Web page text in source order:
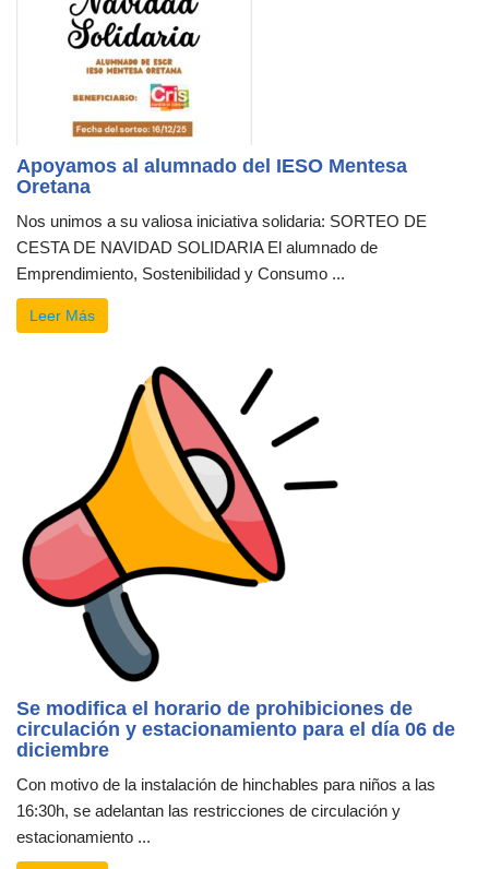
Apoyamos al alumnado del IESO Mentesa
Oretana
Nos unimos a su valiosa iniciativa solidaria: SORTEO DE
CESTA DE NAVIDAD SOLIDARIA El alumnado de
Emprendimiento, Sostenibilidad y Consumo ...
Leer Más
Se modifica el horario de prohibiciones de
circulación y estacionamiento para el día 06 de
diciembre
Con motivo de la instalación de hinchables para niños a las
16:30h, se adelantan las restricciones de circulación y
estacionamiento ...